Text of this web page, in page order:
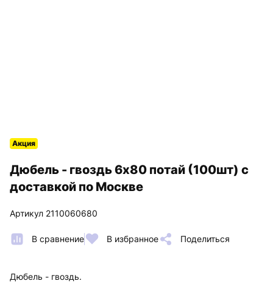
Дюбель - гвоздь 6х80 потай (100шт) с
доставкой по Москве
Артикул 2110060680
В сравнение В избранное Поделиться
Акция
Дюбель - гвоздь.